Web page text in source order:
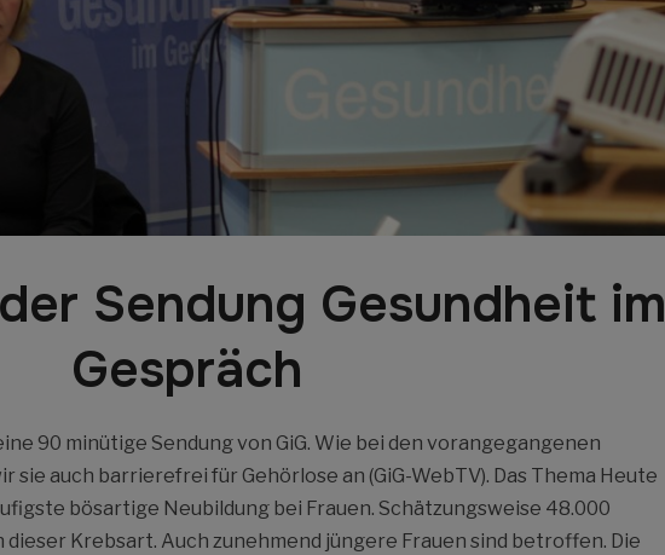
Sendung Gesundheit im
Gespräch
90 minütige Sendung von GiG. Wie bei den vorangegangenen
sie auch barrierefrei für Gehörlose an (GiG-WebTV). Das Thema Heute
bösartige Neubildung bei Frauen. Schätzungsweise 48.000
Krebsart. Auch zunehmend jüngere Frauen sind betroffen. Die